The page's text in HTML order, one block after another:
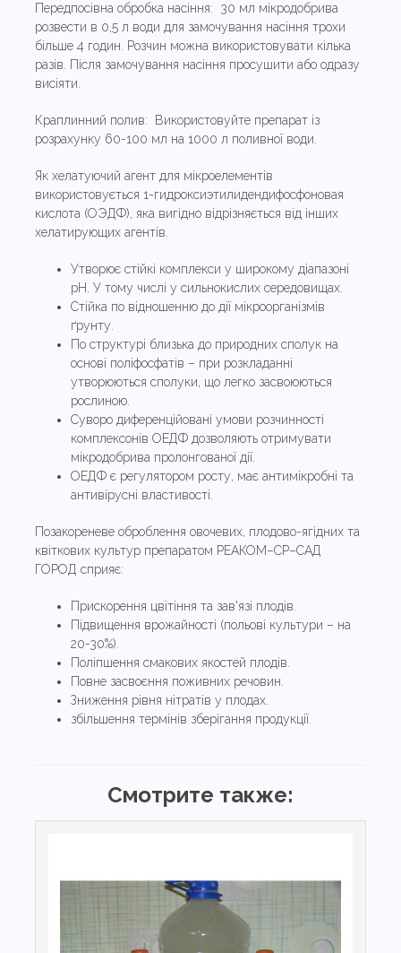
Передпосівна обробка насіння: 30 мл мікродобрива
розвести в 0,5 л води для замочування насіння трохи
більше 4 годин. Розчин можна використовувати кілька
разів. Після замочування насіння просушити або одразу
висіяти.
Краплинний полив: Використовуйте препарат із
розрахунку 60-100 мл на 1000 л поливної води.
Як хелатуючий агент для мікроелементів
використовується 1-гидроксиэтилидендифосфоновая
кислота (ОЭДФ), яка вигідно відрізняється від інших
хелатирующих агентів.
Утворює стійкі комплекси у широкому діапазоні
рН. У тому числі у сильнокислих середовищах.
Стійка по відношенню до дії мікроорганізмів
ґрунту.
По структурі близька до природних сполук на
основі поліфосфатів – при розкладанні
утворюються сполуки, що легко засвоюються
рослиною.
Суворо диференційовані умови розчинності
комплексонів ОЕДФ дозволяють отримувати
мікродобрива пролонгованої дії.
ОЕДФ є регулятором росту, має антимікробні та
антивірусні властивості.
Позакореневе оброблення овочевих, плодово-ягідних та
квіткових культур препаратом РЕАКОМ–СР–САД
ГОРОД сприяє:
Прискорення цвітіння та зав'язі плодів.
Підвищення врожайності (польові культури – на
20-30%).
Поліпшення смакових якостей плодів.
Повне засвоєння поживних речовин.
Зниження рівня нітратів у плодах.
збільшення термінів зберігання продукції.
Смотрите также: